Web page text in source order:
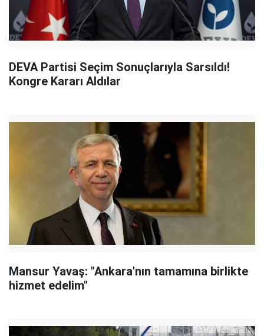
DEVA Partisi Seçim Sonuçlarıyla Sarsıldı!
Kongre Kararı Aldılar
Mansur Yavaş: "Ankara'nın tamamına birlikte
hizmet edelim"